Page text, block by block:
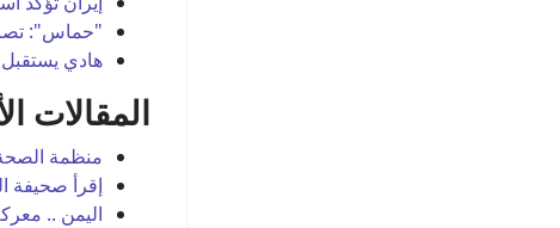
"حماس":
هادي
المقالات
منظمة الصحة العالمية : 10 آلاف
إقرأ صحيفة
اليمن ..